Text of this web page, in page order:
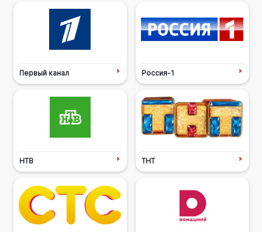
Первый канал Россия-1
НТВ ТНТ